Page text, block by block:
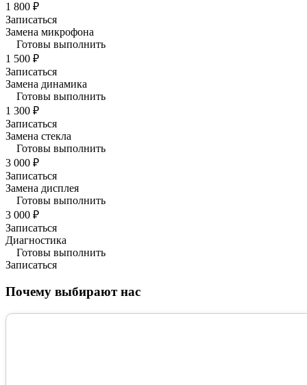
1 800 ₽
Записаться
Замена микрофона
Готовы выполнить
1 500 ₽
Записаться
Замена динамика
Готовы выполнить
1 300 ₽
Записаться
Замена стекла
Готовы выполнить
3 000 ₽
Записаться
Замена дисплея
Готовы выполнить
3 000 ₽
Записаться
Диагностика
Готовы выполнить
Записаться
Почему выбирают нас